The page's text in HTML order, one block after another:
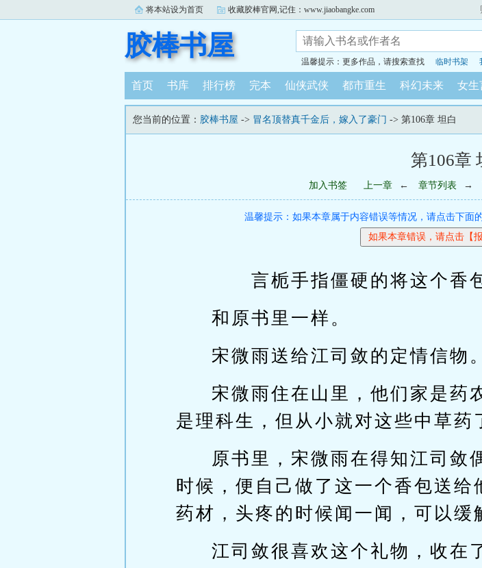
将本站设为首页 收藏胶棒官网,记住：www.jiaobangke.com
胶棒书屋
温馨提示：更多作品，请搜索查找 临时书架
首页 书库 排行榜 完本 仙侠武侠 都市重生 科幻未来 女生
您当前的位置： 胶棒书屋 -> 冒名顶替真千金后，嫁入了豪门 -> 第106章 坦白
第106章
加入书签 上一章 ← 章节列表 →
温馨提示：如果本章属于内容错误等情况，请点击下面
言栀手指僵硬的将这个香包
和原书里一样。
宋微雨送给江司敛的定情信物。
宋微雨住在山里，他们家是药
是理科生，但从小就对这些中草药
原书里，宋微雨在得知江司敛
时候，便自己做了这一个香包送给
药材，头疼的时候闻一闻，可以缓
江司敛很喜欢这个礼物，收在